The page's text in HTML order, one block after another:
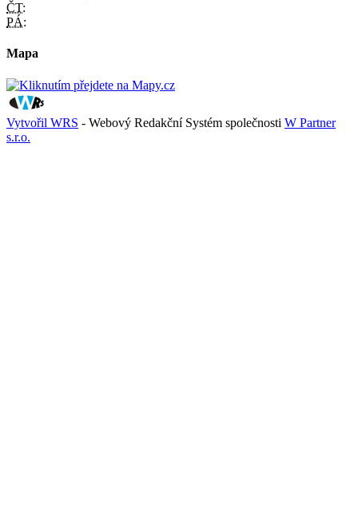
ČT:
PÁ:
Mapa
Vytvořil WRS - Webový Redakční Systém společnosti W Partner
s.r.o.